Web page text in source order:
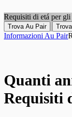
Requisiti di etá per gli
Informazioni Au Pair
Quanti
Requisiti